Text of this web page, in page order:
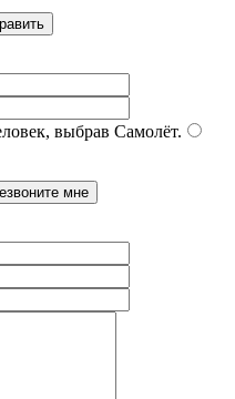
выбрав Самолёт.